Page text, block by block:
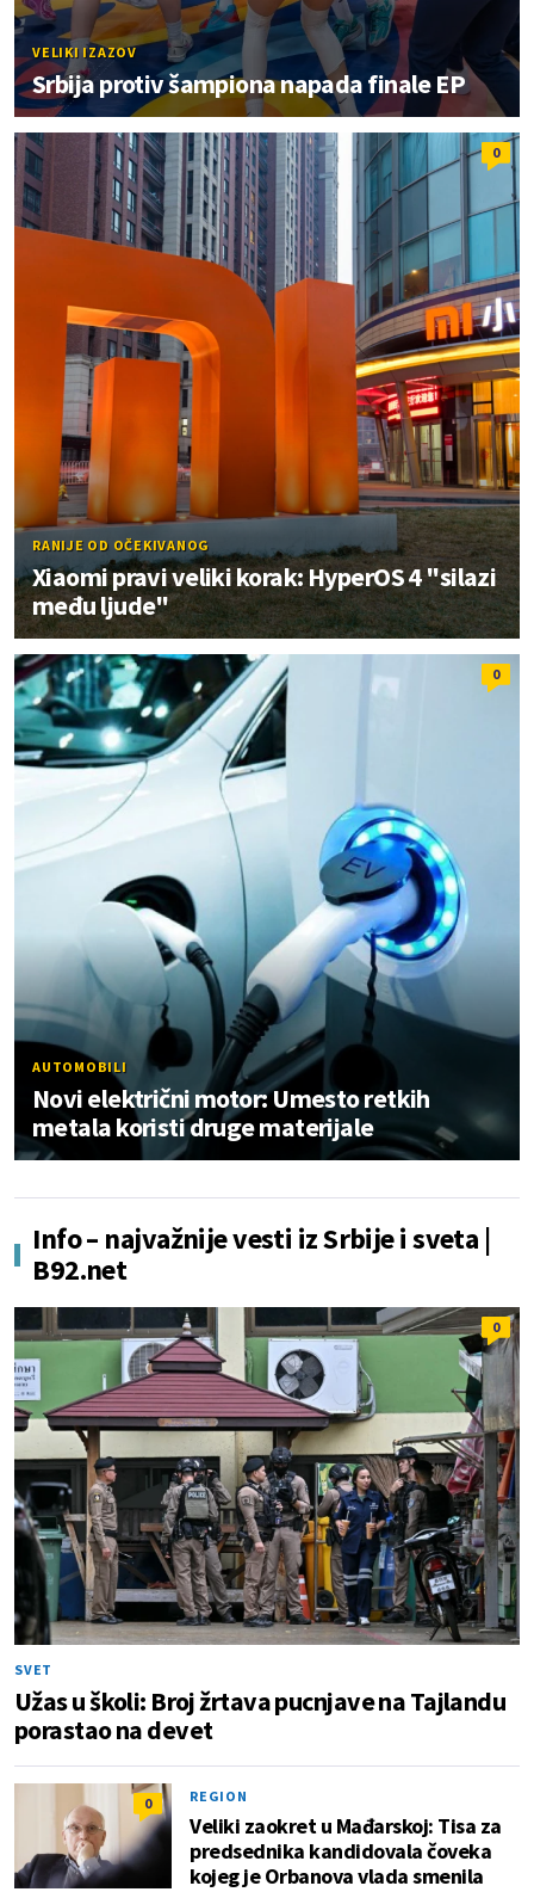
VELIKI IZAZOV
Srbija protiv šampiona napada finale EP
0
RANIJE OD OČEKIVANOG
Xiaomi pravi veliki korak: HyperOS 4 "silazi
među ljude"
0
AUTOMOBILI
Novi električni motor: Umesto retkih
metala koristi druge materijale
Info – najvažnije vesti iz Srbije i sveta |
B92.net
0
SVET
Užas u školi: Broj žrtava pucnjave na Tajlandu
porastao na devet
0 REGION
Veliki zaokret u Mađarskoj: Tisa za
predsednika kandidovala čoveka
kojeg je Orbanova vlada smenila